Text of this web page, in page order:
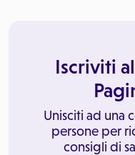
Iscriviti
Unisciti ad una
persone per
consigli di